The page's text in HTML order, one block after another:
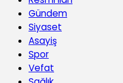
Gündem
Siyaset
Asayiş
Spor
Vefat